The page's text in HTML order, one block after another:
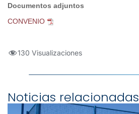
Documentos adjuntos
CONVENIO
130 Visualizaciones
Noticias relacionadas